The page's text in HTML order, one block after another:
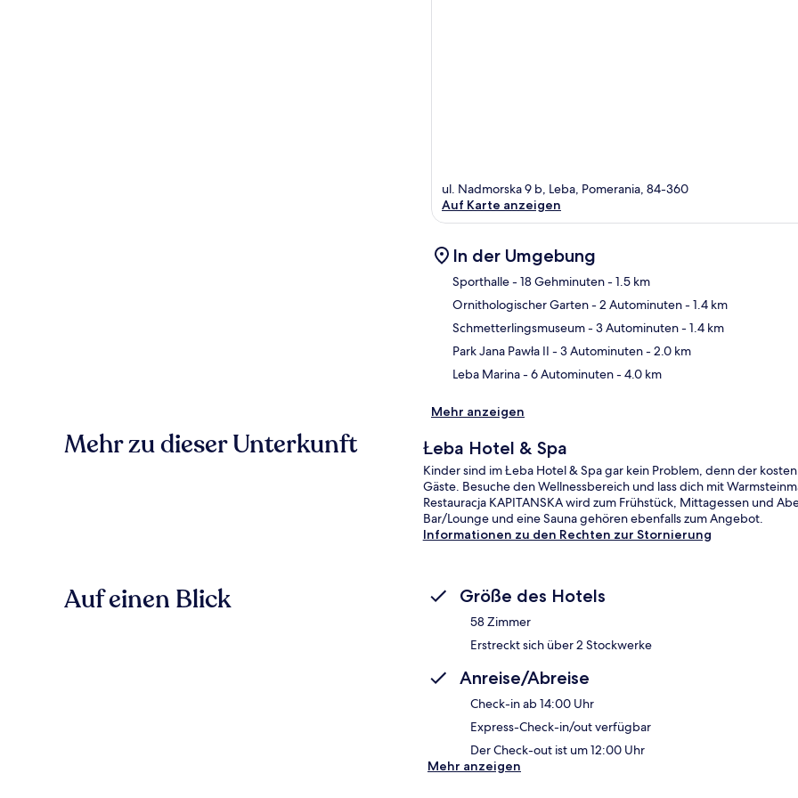
ul. Nadmorska 9 b, Leba, Pomerania, 84-360
Auf Karte anzeigen
In der Umgebung
Sporthalle- 18 Gehminuten- 1.5 km
Ornithologischer Garten- 2 Autominuten- 1.4 km
Schmetterlingsmuseum- 3 Autominuten- 1.4 km
Park Jana Pawła II - 3 Autominuten- 2.0 km
Leba Marina- 6 Autominuten- 4.0 km
Mehr anzeigen
Mehr zu dieser Unterkunft Łeba Hotel & Spa
Kinder sind im Łeba Hotel & Spa gar kein Problem, denn der
Gäste. Besuche den Wellnessbereich und lass dich mit
Restauracja KAPITANSKA wird zum Frühstück, Mittagessen und
Bar/Lounge und eine Sauna gehören ebenfalls zum Angebot.
Informationen zu den Rechten zur Stornierung
Auf einen Blick Größe des Hotels
58 Zimmer
Erstreckt sich über 2 Stockwerke
Anreise/Abreise
Check-in ab 14:00 Uhr
Express-Check-in/out verfügbar
Der Check-out ist um 12:00 Uhr
Mehr anzeigen